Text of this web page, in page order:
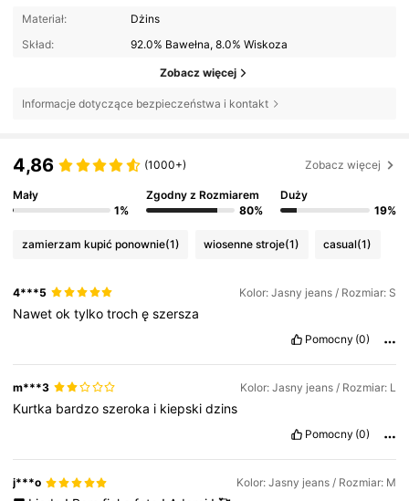
Materiał:
Dżins
Skład:
92.0% Bawełna, 8.0% Wiskoza
Zobacz więcej
Informacje dotyczące bezpieczeństwa i kontakt
4,86 (1000+) Zobacz więcej
Mały
1%
Zgodny z Rozmiarem
80%
Duży
19%
zamierzam kupić ponownie(1) wiosenne stroje(1) casual(1)
4***5 Kolor: Jasny jeans / Rozmiar: S
Nawetoktylkotrochęszersza
Pomocny (0)
m***3 Kolor: Jasny jeans / Rozmiar: L
Kurtka bardzoszeroka i kiepskidzins
Pomocny (0)
j***o Kolor: Jasny jeans / Rozmiar: M